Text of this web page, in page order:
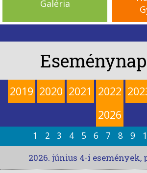
Galéria
2019 2020 2021 2022
2026
1 2 3 4 5 6 7 8 9
2026. június 4-i események,